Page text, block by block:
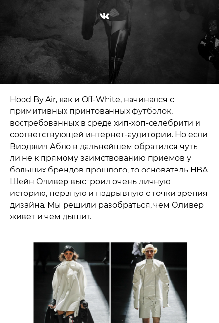
Hood By Air, как и Off-White, начинался с
примитивных принтованных футболок,
востребованных в среде хип-хоп-селебрити и
соответствующей интернет-аудитории. Но если
Вирджил Абло в дальнейшем обратился чуть
ли не к прямому заимствованию приемов у
больших брендов прошлого, то основатель HBA
Шейн Оливер выстроил очень личную
историю, нервную и надрывную с точки зрения
дизайна. Мы решили разобраться, чем Оливер
живет и чем дышит.